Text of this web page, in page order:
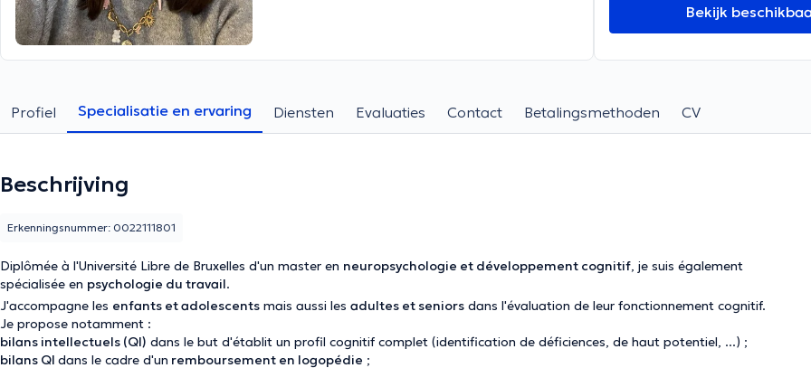
Bekijk
Profiel Specialisatie en ervaring Diensten Evaluaties Contact Betalingsmethoden CV
Beschrijving
Diplômée à l'Université Libre de Bruxelles d'un master en neuropsychologie et développement cognitif, je suis également
spécialisée en psychologie du travail.
J'accompagne les enfants et adolescents mais aussi les adultes et seniors dans l'évaluation de leur fonctionnement cognitif.
Je propose notamment :
bilans intellectuels (QI) dans le but d'établit un profil cognitif complet (identification de déficiences, de haut potentiel, ...) ;
bilans QI dans le cadre d'un remboursement en logopédie ;
Erkenningsnummer: 0022111801